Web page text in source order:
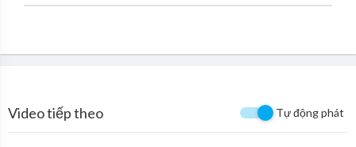
Video tiếp theo Tự động phát